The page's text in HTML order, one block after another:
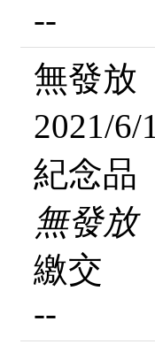
--
無發放
2021/6/
紀念品
無發放
繳交
--